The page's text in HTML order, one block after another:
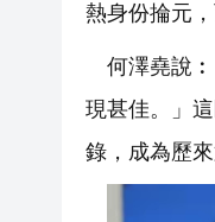
熱身份掄元
何澤堯說
現甚佳。」
錄，成為歷